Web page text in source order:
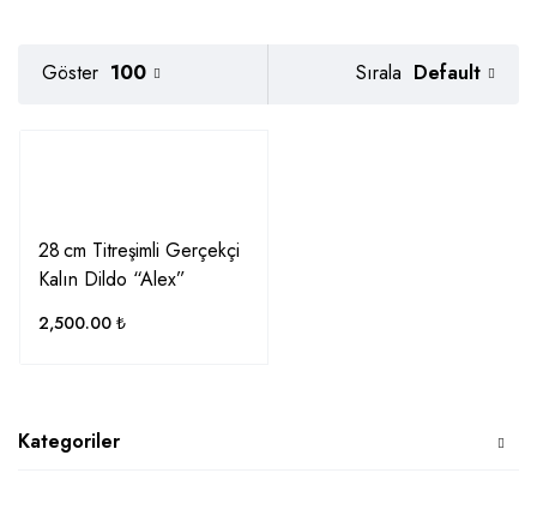
Kategoriler
Sırala Default
Göster 100
28 cm Titreşimli Gerçekçi
Kalın Dildo “Alex”
2,500.00 ₺